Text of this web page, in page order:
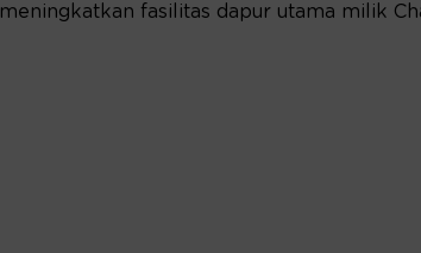
meningkatkan fasilitas dapur utama milik